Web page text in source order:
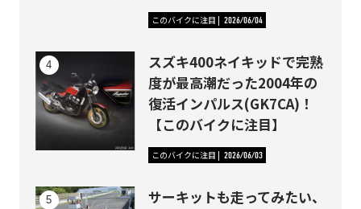
このバイクに注目 2026/06/04
スズキ400ネイキッドで完熟
度が最高潮だった2004年の
復活インパルス(GK7CA)！
【このバイクに注目】
このバイクに注目 2026/06/03
サーキットも走ってみたい、